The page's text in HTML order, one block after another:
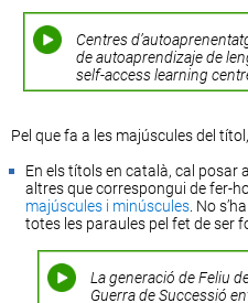
Centres
de autoaprendizaje de
self-access learning
Pel que fa a les majúscules del
En els títols en català, cal posar
altres que correspongui de fer-
majúscules i minúscules. No
totes les paraules pel fet de ser
La generació de Feliu
Guerra de Successió